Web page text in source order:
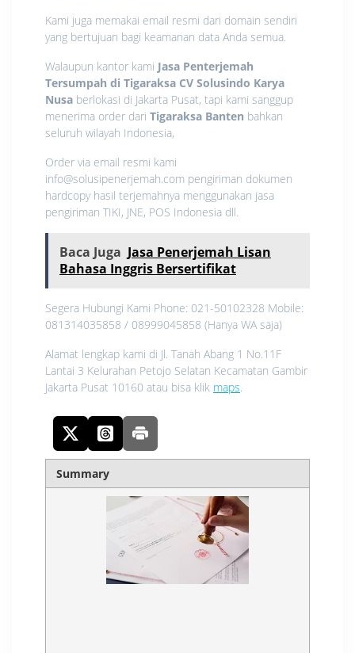
Kami juga memakai email resmi dari domain sendiri
yang bertujuan bagi keamanan data Anda semua.
Walaupun kantor kami Jasa Penterjemah
Tersumpah di Tigaraksa CV Solusindo Karya
Nusa berlokasi di Jakarta Pusat, tapi kami sanggup
menerima order dari Tigaraksa Banten bahkan
seluruh wilayah Indonesia,
Order via email resmi kami
info@solusipenerjemah.com pengiriman dokumen
hardcopy hasil terjemahnya menggunakan jasa
pengiriman TIKI, JNE, POS Indonesia dll.
Baca Juga Jasa Penerjemah Lisan
Bahasa Inggris Bersertifikat
Segera Hubungi Kami Phone: 021-50102328 Mobile:
081314035858 / 08999045858 (Hanya WA saja)
Alamat lengkap kami di Jl. Tanah Abang 1 No.11F
Lantai 3 Kelurahan Petojo Selatan Kecamatan Gambir
Jakarta Pusat 10160 atau bisa klik maps.
Summary